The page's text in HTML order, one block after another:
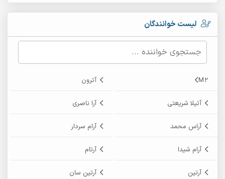
لیست خوانندگان
M2 آترون
آتیلا شریعتی آرا ناصری
آراس محمد آرام سردار
آرام شیدا آرتام
آرتین آرتین سان